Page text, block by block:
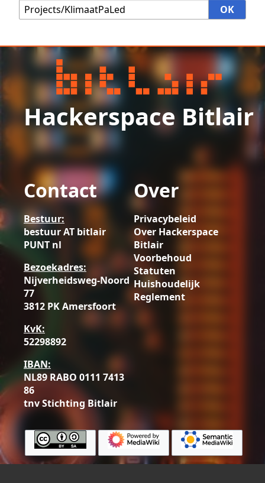
Hackerspace Bitlair
Contact
Bestuur:
bestuur AT bitlair
PUNT nl
Bezoekadres:
Nijverheidsweg-Noord
77
3812 PK Amersfoort
KvK:
52298892
IBAN:
NL89 RABO 0111 7413
86
tnv Stichting Bitlair
Over
Privacybeleid
Over Hackerspace
Bitlair
Voorbehoud
Statuten
Huishoudelijk
Reglement